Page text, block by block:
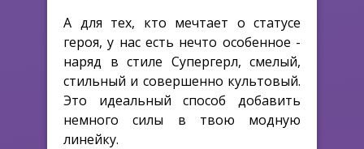
А для тех, кто мечтает о статусе
героя, у нас есть нечто особенное -
наряд в стиле Супергерл, смелый,
стильный и совершенно культовый.
Это идеальный способ добавить
немного силы в твою модную
линейку.